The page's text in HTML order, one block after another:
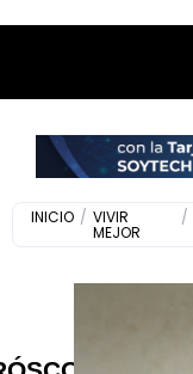
INICIO / VIVIR
MEJOR
/